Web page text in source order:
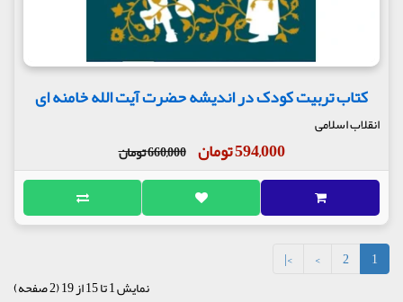
کتاب تربیت کودک در اندیشه حضرت آیت الله خامنه ای
انقلاب اسلامی
594,000 تومان 660,000 تومان
1
2
>
>|
نمایش 1 تا 15 از 19 (2 صفحه)